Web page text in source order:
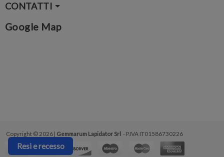
CONTATTI
Google Map
Copyright © 2026 | Gemmarum Lapidator Srl - P.IVA IT01586730226
Resi e recesso